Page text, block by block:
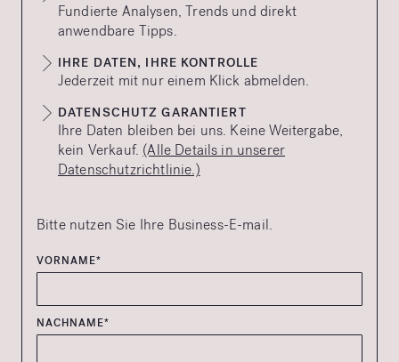
Fundierte Analysen, Trends und direkt
anwendbare Tipps.
IHRE DATEN, IHRE KONTROLLE
Jederzeit mit nur einem Klick abmelden.
DATENSCHUTZ GARANTIERT
Ihre Daten bleiben bei uns. Keine Weitergabe,
kein Verkauf. (Alle Details in unserer
Datenschutzrichtlinie.)
Bitte nutzen Sie Ihre Business-E-mail.
VORNAME*
NACHNAME*